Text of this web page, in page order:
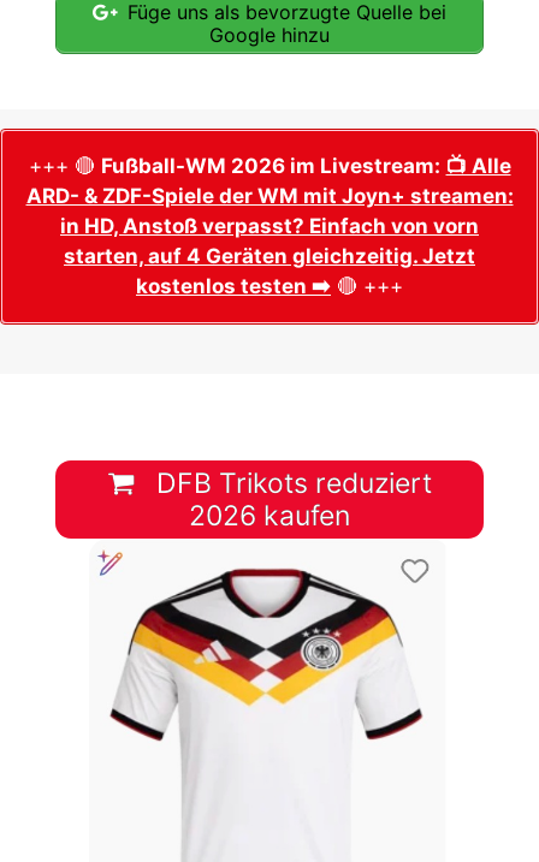
Füge uns als bevorzugte Quelle bei
Google hinzu
+++ 🔴 Fußball-WM 2026 im Livestream: 📺 Alle
ARD- & ZDF-Spiele der WM mit Joyn+ streamen:
in HD, Anstoß verpasst? Einfach von vorn
starten, auf 4 Geräten gleichzeitig. Jetzt
kostenlos testen ➡️ 🔴 +++
DFB Trikots reduziert
2026 kaufen